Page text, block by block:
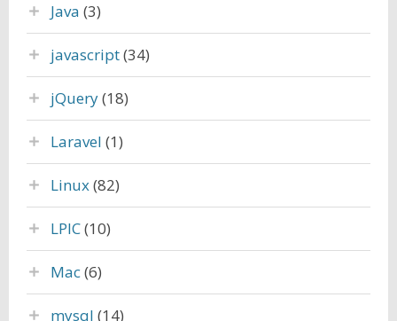
Java (3)
javascript(34)
jQuery(18)
Laravel (1)
Linux(82)
LPIC(10)
Mac(6)
mysql (14)